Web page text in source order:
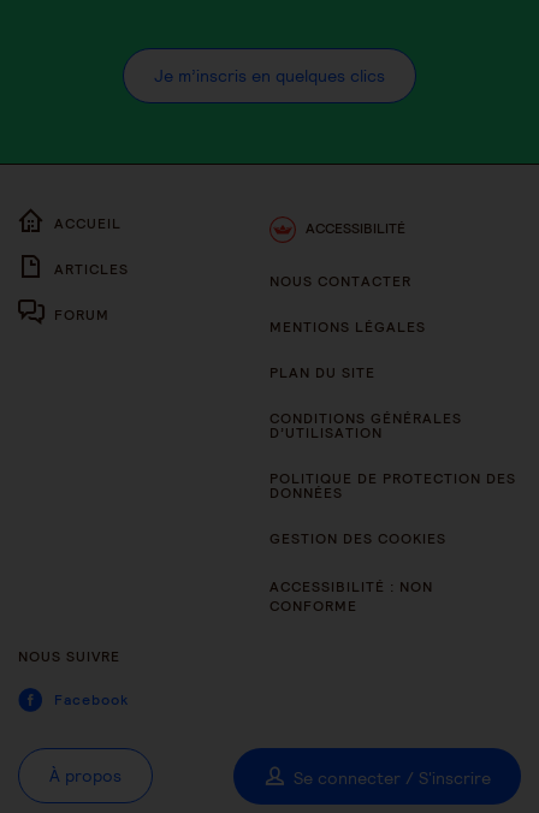
Je m’inscris en quelques clics
ACCUEIL
ARTICLES
FORUM
ACCESSIBILITÉ
NOUS CONTACTER
MENTIONS LÉGALES
PLAN DU SITE
CONDITIONS GÉNÉRALES
D’UTILISATION
POLITIQUE DE PROTECTION DES
DONNÉES
GESTION DES COOKIES
ACCESSIBILITÉ : NON
CONFORME
NOUS SUIVRE
Facebook
À propos Se connecter / S'inscrire